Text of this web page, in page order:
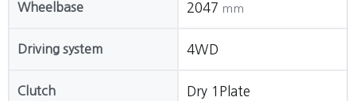
Wheelbase 2047 mm
Driving system 4WD
Clutch Dry 1Plate